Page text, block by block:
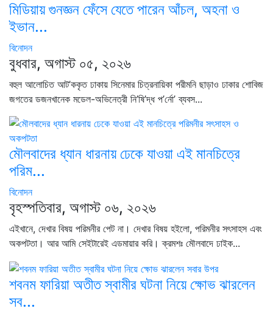
মিডিয়ায় গুনজ্ঞন ফেঁসে যেতে পারেন আঁচল, অহনা ও
ইভান...
বিনোদন
বুধবার, অগাস্ট ০৫, ২০২৬
বহুল আলোচিত আট’ককৃত ঢাকায় সিনেমার চিত্রনায়িকা পরীমনি ছাড়াও ঢাকার শোবিজ
জগতের ডজনখানেক মডেল-অভিনেত্রী নি’ষি’দ্ধ প’র্নো’ ব্যবস...
মৌলবাদের ধ্যান ধারনায় ঢেকে যাওয়া এই মানচিত্রে
পরিম...
বিনোদন
বৃহস্পতিবার, অগাস্ট ০৬, ২০২৬
এইখানে, দেখার বিষয় পরিমনীর পেট না। দেখার বিষয় হইলো, পরিমনীর সৎসাহস এবং
অকপটতা। আর আমি সেইটারেই এডমায়ার করি। ক্রমশঃ মৌলবাদে ঢাইক...
শবনম ফারিয়া অতীত স্বামীর ঘটনা নিয়ে ক্ষোভ ঝারলেন
সব...